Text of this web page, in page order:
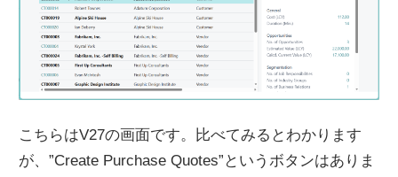
こちらはV27の画面です。比べてみるとわかります
が、”Create Purchase Quotes”というボタンはありま